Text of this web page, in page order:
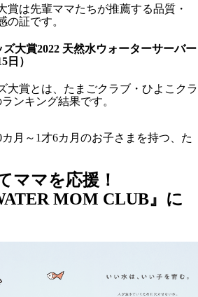
賞は先輩ママたちが推薦する品質・
の証です。
大賞2022 天然水ウォーターサーバー
日）
大賞とは、たまごクラブ・ひよこクラ
ンキング結果です。
月～1才6カ月のお子さまを持つ、た
ママを応援！
MOM CLUB』に